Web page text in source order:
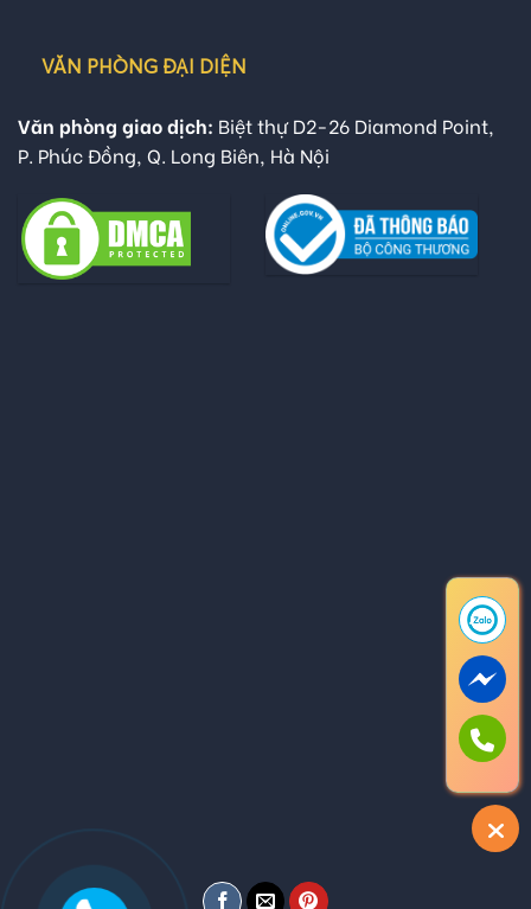
VĂN PHÒNG ĐẠI DIỆN
Văn phòng giao dịch: Biệt thự D2-26 Diamond Point,
P. Phúc Đồng, Q. Long Biên, Hà Nội